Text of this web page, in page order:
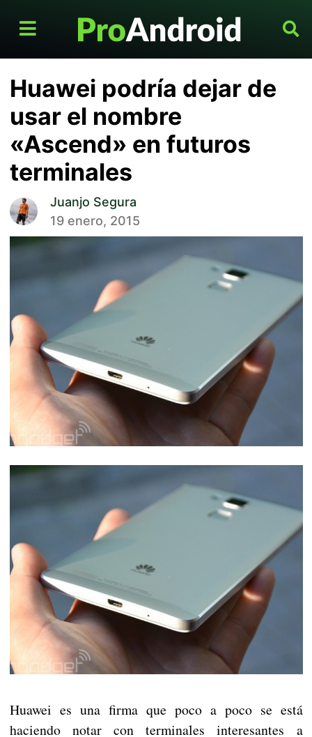
Huawei podría dejar de
usar el nombre
«Ascend» en futuros
terminales
Juanjo Segura
19 enero, 2015
Huawei es una firma que poco a poco se está
haciendo notar con terminales interesantes a